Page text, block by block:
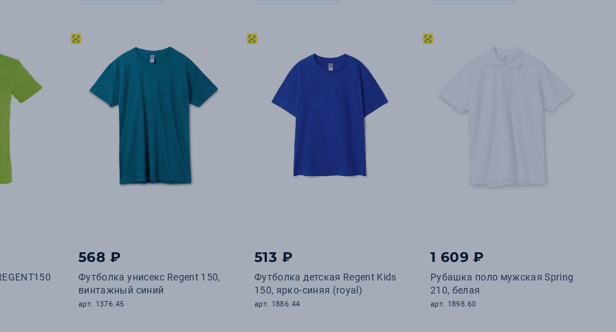
568 ₽
Футболка унисекс Regent 150,
винтажный синий
арт. 1376.45
513 ₽
Футболка детская Regent Kids
150, ярко-синяя (royal)
арт. 1886.44
1 609 ₽
Рубашка поло мужская Spring
210, белая
арт. 1898.60